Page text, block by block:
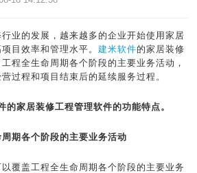
的发展，越来越多的企业开始使用家居
目效率和管理水平。 建米软件的家居装修
程全生命周期各个阶段的主要业务活动，
过程和项目结束后的延续服务过程。
居装修工程管理软件的功能特点。
各个阶段的主要业务活动
盖工程全生命周期各个阶段的主要业务